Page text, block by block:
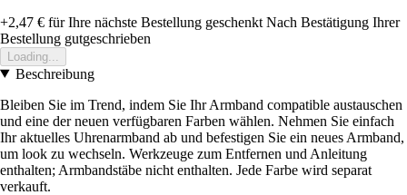
+2,47 € für Ihre nächste Bestellung geschenkt Nach Bestätigung Ihrer
Bestellung gutgeschrieben
Loading...
Beschreibung
Bleiben Sie im Trend, indem Sie Ihr Armband compatible austauschen
und eine der neuen verfügbaren Farben wählen. Nehmen Sie einfach
Ihr aktuelles Uhrenarmband ab und befestigen Sie ein neues Armband,
um look zu wechseln. Werkzeuge zum Entfernen und Anleitung
enthalten; Armbandstäbe nicht enthalten. Jede Farbe wird separat
verkauft.